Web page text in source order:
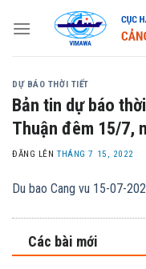
DỰ BÁO THỜI TIẾT
Bản tin dự báo
Thuận đêm 15/7,
ĐĂNG LÊNTHÁNG 7 15, 2022
Du bao Cang vu 15-07-
Các bài mới